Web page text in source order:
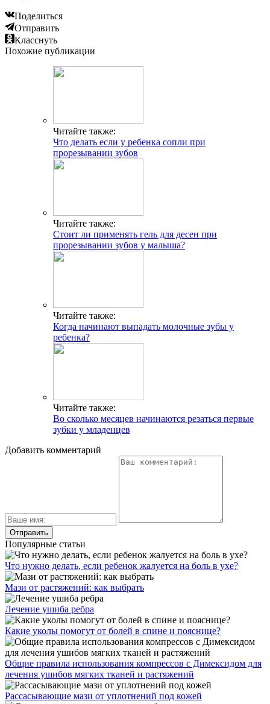
Поделиться
Отправить
Класснуть
Похожие публикации
Читайте также:
Что делать если у ребенка сопли при
прорезывании зубов
Читайте также:
Стоит ли применять гель для десен при
прорезывании зубов у малыша?
Читайте также:
Когда начинают выпадать молочные зубы у
ребенка?
Читайте также:
Во сколько месяцев начинаются резаться первые
зубки у младенцев
Добавить комментарий
Популярные статьи
Что нужно делать, если ребенок жалуется на боль в ухе?
Мази от растяжений: как выбрать
Лечение ушиба ребра
Какие уколы помогут от болей в спине и пояснице?
Общие правила использования компрессов с Димексидом для
лечения ушибов мягких тканей и растяжений
Рассасывающие мази от уплотнений под кожей